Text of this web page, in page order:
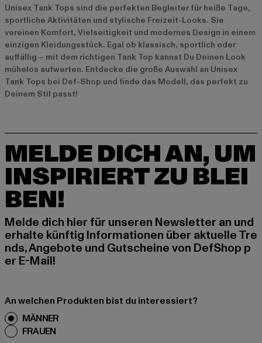
Unisex Tank Tops sind die perfekten Begleiter für heiße Tage,
sportliche Aktivitäten und stylische Freizeit-Looks. Sie
vereinen Komfort, Vielseitigkeit und modernes Design in einem
einzigen Kleidungsstück. Egal ob klassisch, sportlich oder
auffällig – mit dem richtigen Tank Top kannst Du Deinen Look
mühelos aufwerten. Entdecke die große Auswahl an Unisex
Tank Tops bei Def-Shop und finde das Modell, das perfekt zu
Deinem Stil passt!
MELDE DICH AN, UM
INSPIRIERT ZU BLEI
BEN!
Melde dich hier für unseren Newsletter an und
erhalte künftig Informationen über aktuelle Tre
nds, Angebote und Gutscheine von DefShop p
er E-Mail!
An welchen Produkten bist du interessiert?
MÄNNER
FRAUEN